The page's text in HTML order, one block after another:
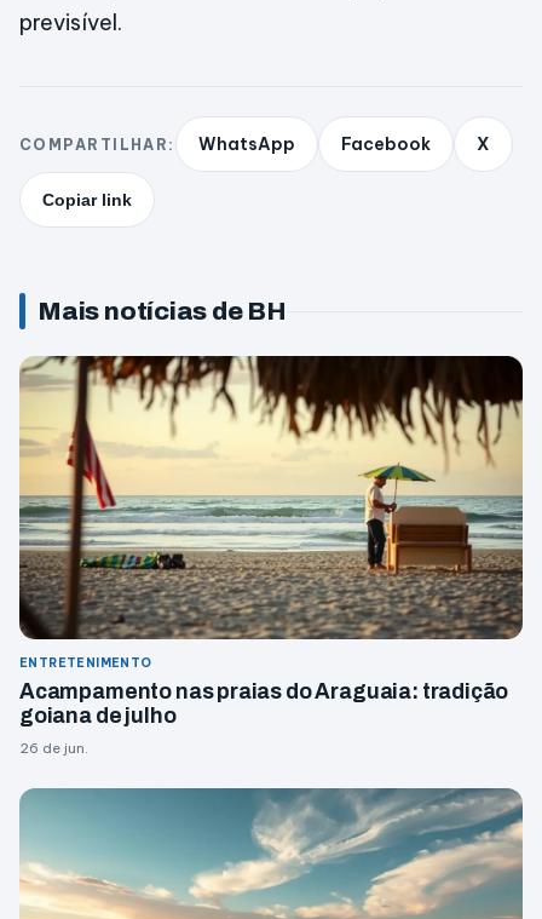
previsível.
COMPARTILHAR: WhatsApp Facebook X
Copiar link
Mais notícias de BH
ENTRETENIMENTO
Acampamento nas praias do Araguaia: tradição
goiana de julho
26 de jun.